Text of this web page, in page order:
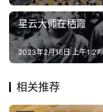
星云大师在栖霞
2023年2月16日 上午1:27
相关推荐